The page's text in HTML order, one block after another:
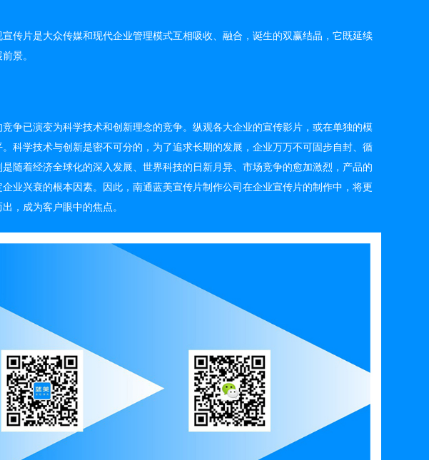
传片是大众传媒和现代企业管理模式互相吸收、融合，诞生的双赢结晶，它既延续
景。
争已演变为科学技术和创新理念的竞争。纵观各大企业的宣传影片，或在单独的模
科学技术与创新是密不可分的，为了追求长期的发展，企业万万不可固步自封、循
随着经济全球化的深入发展、世界科技的日新月异、市场竞争的愈加激烈，产品的
业兴衰的根本因素。因此，南通蓝美宣传片制作公司在企业宣传片的制作中，将更
，成为客户眼中的焦点。